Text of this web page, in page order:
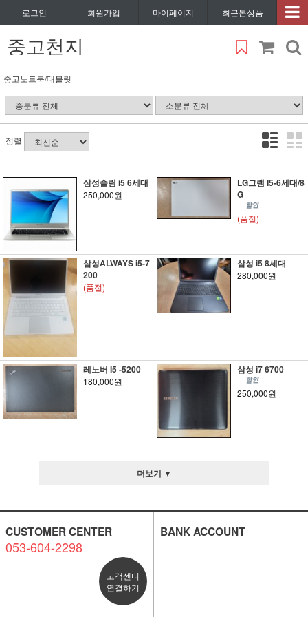
로그인 회원가입 마이페이지 최근본상품
중고천지
중고노트북/태블릿
정렬
삼성슬림 i5 6세대
250,000원
LG그램 I5-6세대/8
G
(품절)
삼성ALWAYS i5-7
200
(품절)
삼성 i5 8세대
280,000원
레노버 I5 -5200
180,000원
삼성 i7 6700
250,000원
더보기 ▼
CUSTOMER CENTER
053-604-2298
고객센터
연결하기
BANK ACCOUNT